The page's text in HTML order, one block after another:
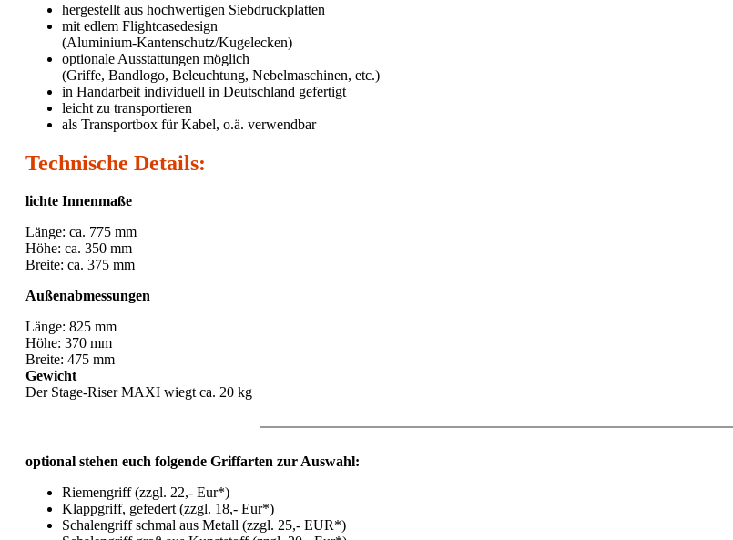
hergestellt aus hochwertigen Siebdruckplatten
mit edlem Flightcasedesign
(Aluminium-Kantenschutz/Kugelecken)
optionale Ausstattungen möglich
(Griffe, Bandlogo, Beleuchtung, Nebelmaschinen, etc.)
in Handarbeit individuell in Deutschland gefertigt
leicht zu transportieren
als Transportbox für Kabel, o.ä. verwendbar
Technische Details:
lichte Innenmaße
Länge: ca. 775 mm
Höhe: ca. 350 mm
Breite: ca. 375 mm
Außenabmessungen
Länge: 825 mm
Höhe: 370 mm
Breite: 475 mm
Gewicht
Der Stage-Riser MAXI wiegt ca. 20 kg
optional stehen euch folgende Griffarten zur Auswahl:
Riemengriff (zzgl. 22,- Eur*)
Klappgriff, gefedert (zzgl. 18,- Eur*)
Schalengriff schmal aus Metall (zzgl. 25,- EUR*)